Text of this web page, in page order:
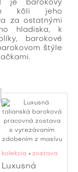
je barokový
kôli jeho
za ostatnými
hladiska, k
barokové
štýle
kolekcia zostava
Luxusná